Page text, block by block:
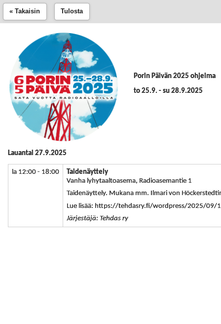
« Takaisin Tulosta
Porin Päivän 2025 ohjelma
to 25.9. - su 28.9.2025
Lauantai 27.9.2025
la 12:00 - 18:00
Taidenäyttely
Vanha lyhytaaltoasema, Radioasemantie 1
Taidenäyttely. Mukana mm. Ilmari von
Lue lisää: https://tehdasry.fi/wordpress/2025/09/
Järjestäjä: Tehdas ry